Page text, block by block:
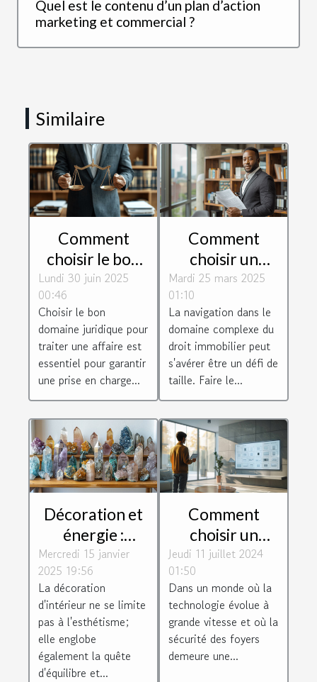
Quel est le contenu d’un plan d’action
marketing et commercial ?
Similaire
Comment
choisir le bon
domaine
juridique pour
votre affaire ?
Lundi 30 juin 2025
00:46
Choisir le bon
domaine juridique pour
traiter une affaire est
essentiel pour garantir
une prise en charge...
Comment
choisir un
avocat
spécialisé en
droit
immobilier
Mardi 25 mars 2025
01:10
La navigation dans le
domaine complexe du
droit immobilier peut
s'avérer être un défi de
taille. Faire le...
Décoration et
énergie :
harmoniser
votre espace
avec des
minéraux
Mercredi 15 janvier
2025 19:56
La décoration
d'intérieur ne se limite
pas à l'esthétisme;
elle englobe
également la quête
d'équilibre et...
Comment
choisir un
système
d'alarme
respectueux de
la vie privée
Jeudi 11 juillet 2024
01:50
Dans un monde où la
technologie évolue à
grande vitesse et où la
sécurité des foyers
demeure une...